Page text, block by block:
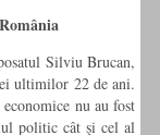
Silviu Brucan,
ultimilor 22 de ani.
nu au fost
politic cât şi cel al